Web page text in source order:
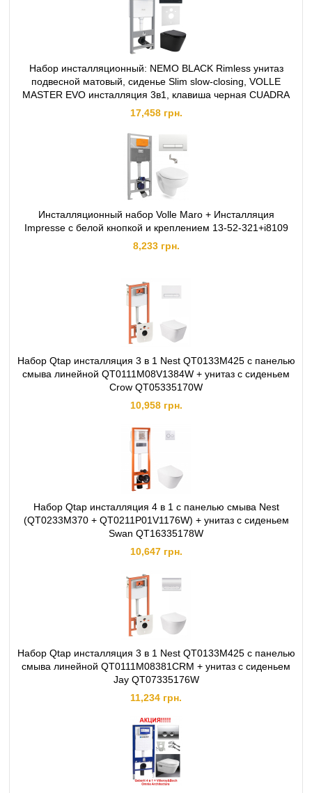
Набор инсталляционный: NEMO BLACK Rimless унитаз
подвесной матовый, сиденье Slim slow-closing, VOLLE
MASTER EVO инсталляция 3в1, клавиша черная CUADRA
17,458 грн.
Инсталляционный набор Volle Maro + Инсталляция
Impresse с белой кнопкой и креплением 13-52-321+i8109
8,233 грн.
Набор Qtap инсталляция 3 в 1 Nest QT0133M425 с панелью
смыва линейной QT0111M08V1384W + унитаз с сиденьем
Crow QT05335170W
10,958 грн.
Набор Qtap инсталляция 4 в 1 с панелью смыва Nest
(QT0233M370 + QT0211P01V1176W) + унитаз с сиденьем
Swan QT16335178W
10,647 грн.
Набор Qtap инсталляция 3 в 1 Nest QT0133M425 с панелью
смыва линейной QT0111M08381CRM + унитаз с сиденьем
Jay QT07335176W
11,234 грн.